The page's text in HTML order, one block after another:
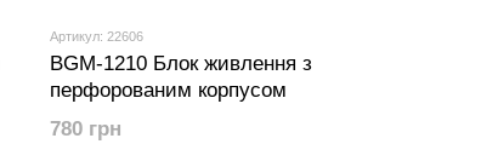
Артикул: 22606
BGM-1210 Блок живлення з
перфорованим корпусом
780 грн